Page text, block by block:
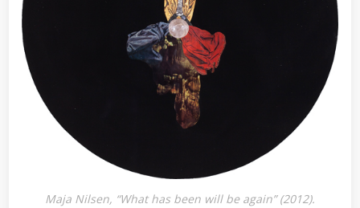
Maja Nilsen, “What has been will be again” (2012).